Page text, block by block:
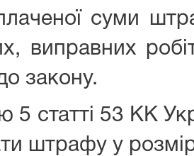
суми
виправних
закону.
статті 53 КК
штрафу у